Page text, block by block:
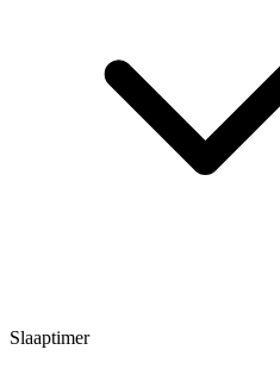
Slaaptimer